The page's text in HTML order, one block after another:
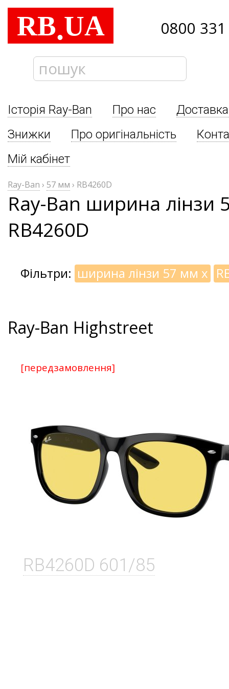
RB.UA 0800
Історія Ray-Ban Про нас
Знижки
Про оригінальність
Мій кабінет
Ray-Ban › 57 мм › RB4260D
Ray-Ban ширина лінзи
RB4260D
Фільтри: ширина лінзи 57 мм x
Ray-Ban Highstreet
RB4260D 601/85
[передзамовлення]